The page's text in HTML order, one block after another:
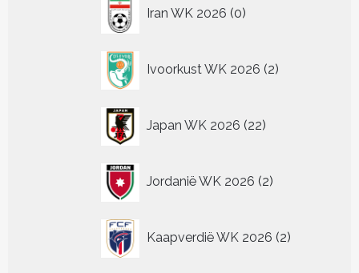
Iran WK 2026 0
producten
Ivoorkust WK 2026 2
producten
Japan WK 2026 22
producten
Jordanië WK 2026 2
producten
Kaapverdië WK 2026 2
producten